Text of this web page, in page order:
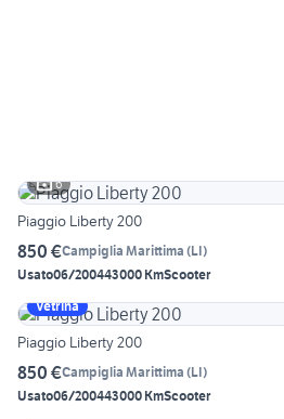
6
Piaggio Liberty 200
850 €Campiglia Marittima (LI)
Usato06/200443000 KmScooter
Vetrina
Piaggio Liberty 200
850 €Campiglia Marittima (LI)
Usato06/200443000 KmScooter